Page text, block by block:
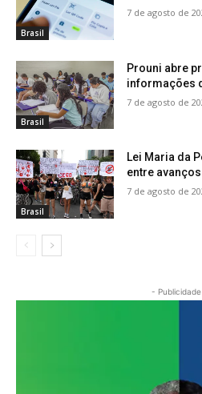
Brasil
7 de agosto de
Brasil
Prouni abre
informações
7 de agosto de
Brasil
Lei Maria da
entre
7 de agosto de
-